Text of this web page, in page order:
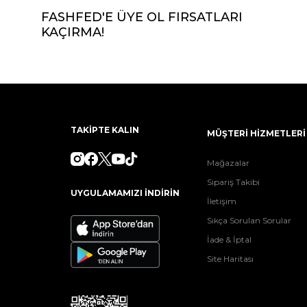
FASHFED'E ÜYE OL FIRSATLARI
KAÇIRMA!
TAKİPTE KALIN
UYGULAMAMIZI İNDİRİN
MÜŞTERİ HİZMETLERİ
Mağazalar
Sipariş Takibi
İletişim
Sıkça Sorulan Sorular
İade & İptal
Site Haritası